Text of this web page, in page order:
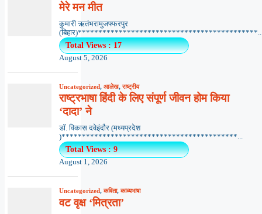
मेरे मन मीत
कुमारी ऋतंभरामुजफ्फरपुर
Total Views : 17
August 5, 2026
Uncategorized, आलेख,राष्ट्रीय
राष्ट्रभाषा हिंदी के लिए संपूर्ण जीवन होम किया
‘दादा’ ने
डॉ. विकास दवेइंदौर (मध्यप्रदेश
)*******************************************...
Total Views : 9
August 1, 2026
Uncategorized,कविता,काव्यभाषा
वट वृक्ष ‘मित्रता’